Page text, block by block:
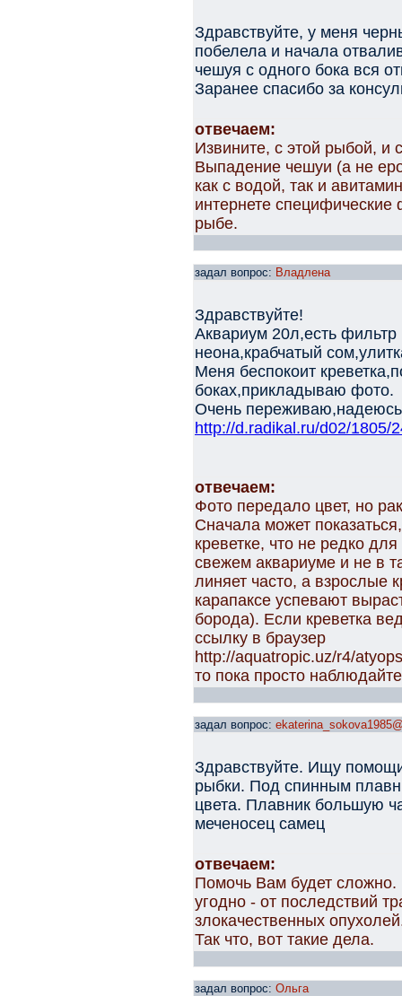
Здравствуйте, у меня
побелела и начала
чешуя с одного бока вся
Заранее спасибо за
отвечаем:
Извините, с этой рыбой, и
Выпадение чешуи (а не
как с водой, так и
интернете
рыбе.
задал вопрос: Владлена
Здравствуйте!
Аквариум 20л,есть
неона,крабчатый
Меня беспокоит
боках,прикладываю фото.
Очень
http://d.radikal.ru/d02/1805/
отвечаем:
Фото передало цвет, но
Сначала может
креветке, что не редко
свежем аквариуме и не в
линяет часто, а взрослые
карапаксе успевают
борода). Если креветка
ссылку в браузер
http://aquatropic.uz/r4/
то пока просто
задал вопрос:
Здравствуйте. Ищу
рыбки. Под спинным
цвета. Плавник большую
меченосец самец
отвечаем:
Помочь Вам будет
угодно - от последствий
злокачественных
Так что, вот такие дела.
задал вопрос: Ольга